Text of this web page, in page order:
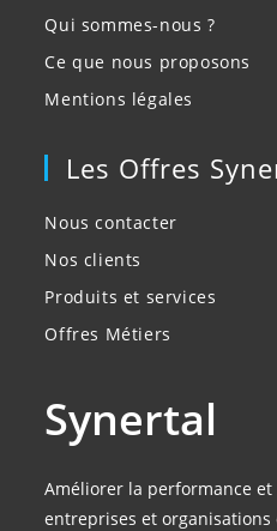
Qui sommes-nous ?
Ce que nous proposons
Mentions légales
Les Offres
Nous contacter
Nos clients
Produits et services
Offres Métiers
Synertal
Améliorer la performance
entreprises et